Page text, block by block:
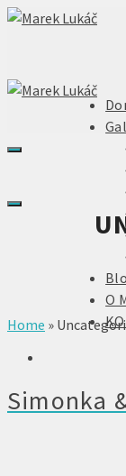
O
Home »
Simonka